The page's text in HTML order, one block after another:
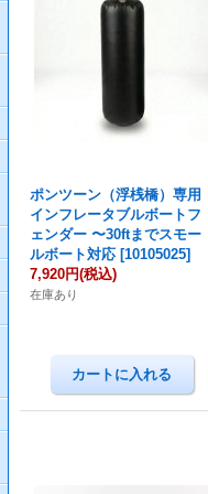
ポンツーン（浮桟橋）専用
インフレータブルボートフ
ェンダー 〜30ftまでスモー
ルボート対応 [10105025]
7,920円(税込)
在庫あり